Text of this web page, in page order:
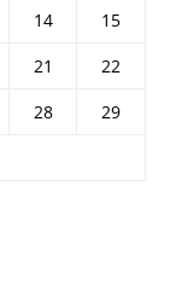
14
15
21
22
28
29